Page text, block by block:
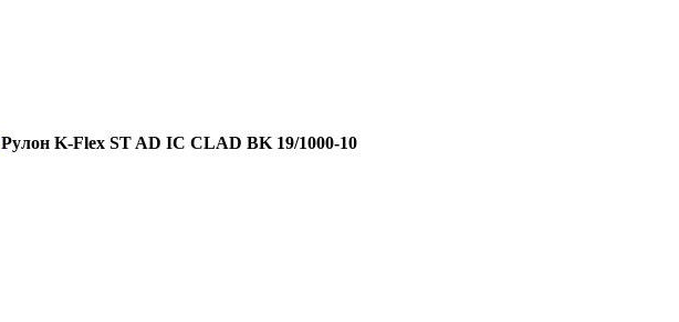
Рулон K-Flex ST AD IC CLAD BK 19/1000-10